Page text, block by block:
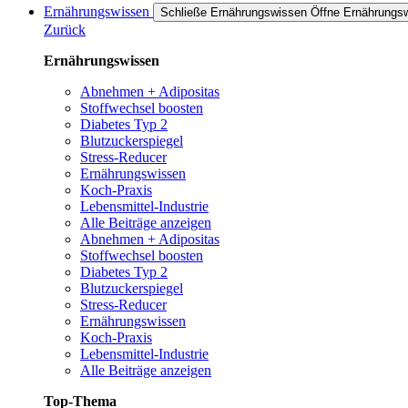
Ernährungswissen Schließe Ernährungswissen Öffne
Zurück
Ernährungswissen
Abnehmen + Adipositas
Stoffwechsel boosten
Diabetes Typ 2
Blutzuckerspiegel
Stress-Reducer
Ernährungswissen
Koch-Praxis
Lebensmittel-Industrie
Alle Beiträge anzeigen
Abnehmen + Adipositas
Stoffwechsel boosten
Diabetes Typ 2
Blutzuckerspiegel
Stress-Reducer
Ernährungswissen
Koch-Praxis
Lebensmittel-Industrie
Alle Beiträge anzeigen
Top-Thema